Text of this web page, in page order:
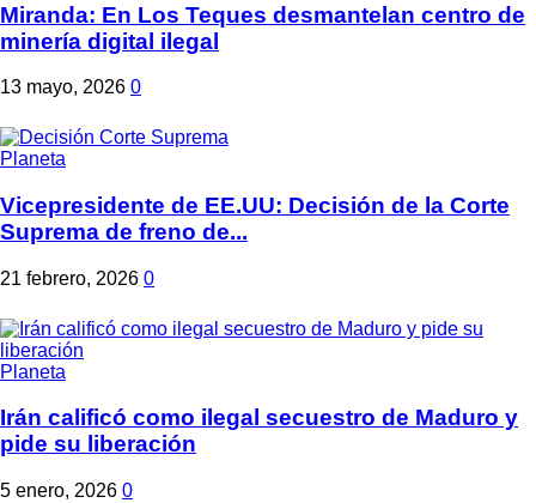
Miranda: En Los Teques desmantelan centro de
minería digital ilegal
13 mayo, 2026 0
Planeta
Vicepresidente de EE.UU: Decisión de la Corte
Suprema de freno de...
21 febrero, 2026 0
Planeta
Irán calificó como ilegal secuestro de Maduro y
pide su liberación
5 enero, 2026 0